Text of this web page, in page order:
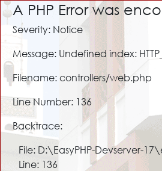
A PHP Error was
Severity: Notice
Message: Undefined index:
Filename: controllers/web.php
Line Number: 136
Backtrace:
File: D:\EasyPHP-
Line: 136